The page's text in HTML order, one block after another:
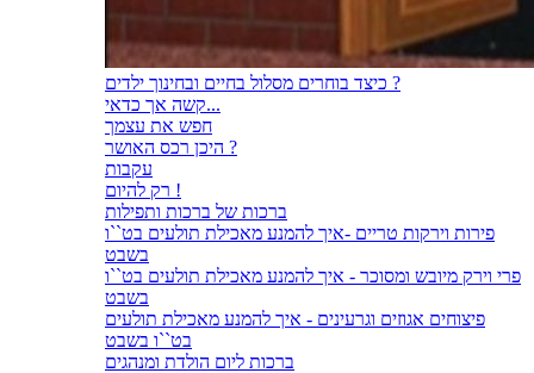
כיצד בוחרים מסלול בחיים ובחינוך ילדים ?
קשה אך כדאי...
חפש את עצמך
היכן רכס האושר ?
עקבות
רק להיום !
ברכות של ברכות ותפילות
פירות וירקות טריים -איך להמנע מאכילת תולעים בט``ו
בשבט
פרי וירק מיובש ומסוכר - איך להמנע מאכילת תולעים בט``ו
בשבט
פיצוחים אגוזים וגרעינים - איך להמנע מאכילת תולעים
בט``ו בשבט
ברכות ליום הולדת ומנהגים